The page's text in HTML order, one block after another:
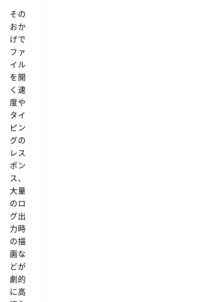
その
おか
げで
ファ
イル
を開
く速
度や
タイ
ピン
グの
レス
ポン
ス、
大量
のロ
グ出
力時
の描
画な
どが
劇的
に高